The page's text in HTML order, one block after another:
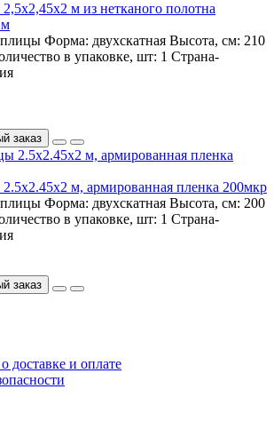
м из нетканого полотна
Форма: двухскатная Высота, см: 210
в упаковке, шт: 1 Страна-
заказ
м, армированная пленка 200мкр
Форма: двухскатная Высота, см: 200
в упаковке, шт: 1 Страна-
заказ
доставке и оплате